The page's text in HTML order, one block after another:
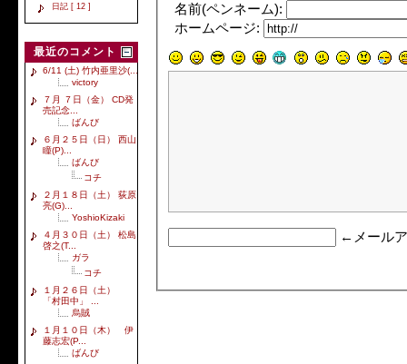
日記 [ 12 ]
最近のコメント
6/11 (土) 竹内亜里沙(...
victory
７月 ７日（金） CD発
売記念...
ばんび
６月２５日（日） 西山
瞳(P)...
ばんび
コチ
２月１８日（土） 荻原
亮(G)...
YoshioKizaki
４月３０日（土） 松島
啓之(T...
ガラ
コチ
１月２６日（土）
「村田中」 ...
烏賊
１月１０日（木） 伊
藤志宏(P...
ばんび
名前(ペンネーム):
ホームページ:
←メール